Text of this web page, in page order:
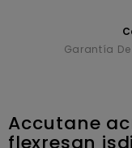
Garantía De
Accutane
flexresan